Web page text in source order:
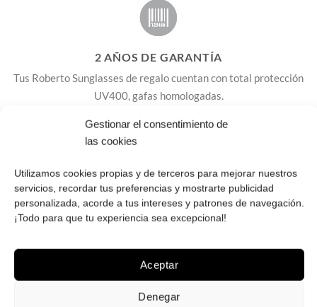
Gestionar el consentimiento de
las cookies
Utilizamos cookies propias y de terceros para mejorar nuestros
servicios, recordar tus preferencias y mostrarte publicidad
personalizada, acorde a tus intereses y patrones de navegación.
¡Todo para que tu experiencia sea excepcional!
Aceptar
Denegar
2 AÑOS DE GARANTÍA
Tus Roberto Sunglasses de regalo cuentan con total protección
UV400, gafas homologadas.
euros, no enviamos a Canarias, Ceuta y Melilla.
Cambios y devoluciones: GRATIS en la península,
5€ Baleares.
Las gafas se suministran con accesorios para su
cuidado y limpieza y cuentan con 2 años de garantía.